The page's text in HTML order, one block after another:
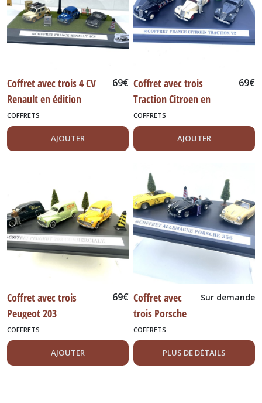
Coffret avec trois 4 CV
Renault en édition
limitée.
69€
COFFRETS
AJOUTER
Coffret avec trois
Traction Citroen en
édition limitée.
69€
COFFRETS
AJOUTER
Coffret avec trois
Peugeot 203
commerciale en édition
limitée.
69€
COFFRETS
AJOUTER
Coffret avec
trois Porsche
356 en édition
limitée. / Série
épuisée
Sur demande
COFFRETS
PLUS DE DÉTAILS